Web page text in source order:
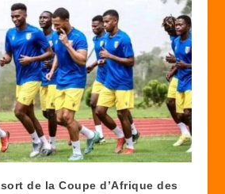
de la Coupe d’Afrique des